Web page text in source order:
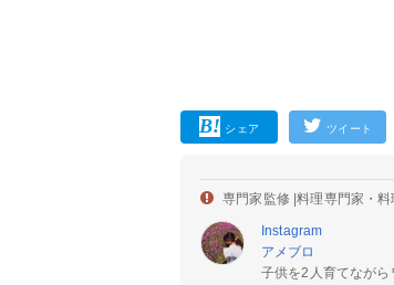
シェア ツイート
専門家監修 |料理専門家・
Instagram
アメブロ
子供を2人育てながら